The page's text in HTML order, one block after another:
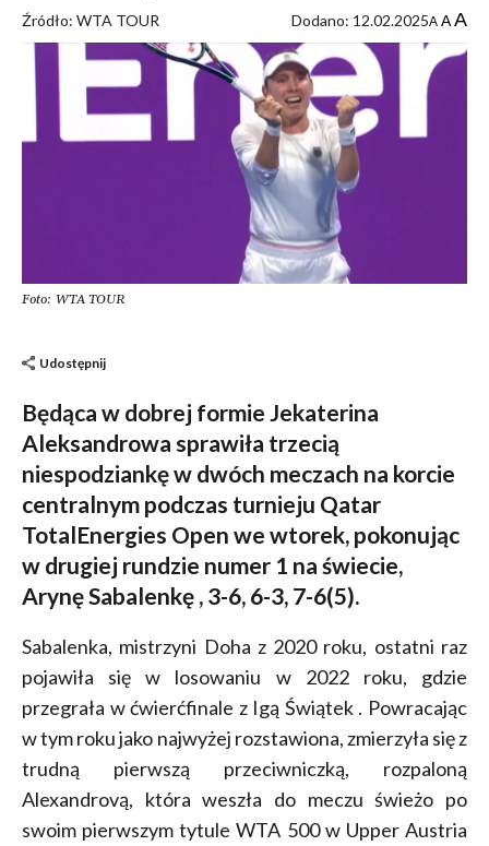
Źródło: WTA TOUR Dodano: 12.02.2025A AA
Foto: WTA TOUR
Udostępnij
Będąca w dobrej formie Jekaterina
Aleksandrowa sprawiła trzecią
niespodziankę w dwóch meczach na korcie
centralnym podczas turnieju Qatar
TotalEnergies Open we wtorek, pokonując
w drugiej rundzie numer 1 na świecie,
Arynę Sabalenkę , 3-6, 6-3, 7-6(5).
Sabalenka, mistrzyni Doha z 2020 roku, ostatni raz
pojawiła się w losowaniu w 2022 roku, gdzie
przegrała w ćwierćfinale z Igą Świątek . Powracając
w tym roku jako najwyżej rozstawiona, zmierzyła się z
trudną pierwszą przeciwniczką, rozpaloną
Alexandrovą, która weszła do meczu świeżo po
swoim pierwszym tytule WTA 500 w Upper Austria